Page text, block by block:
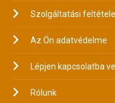
Szolgáltatási
Az Ön adatvédelme
Lépjen kapcsolatba
Rólunk